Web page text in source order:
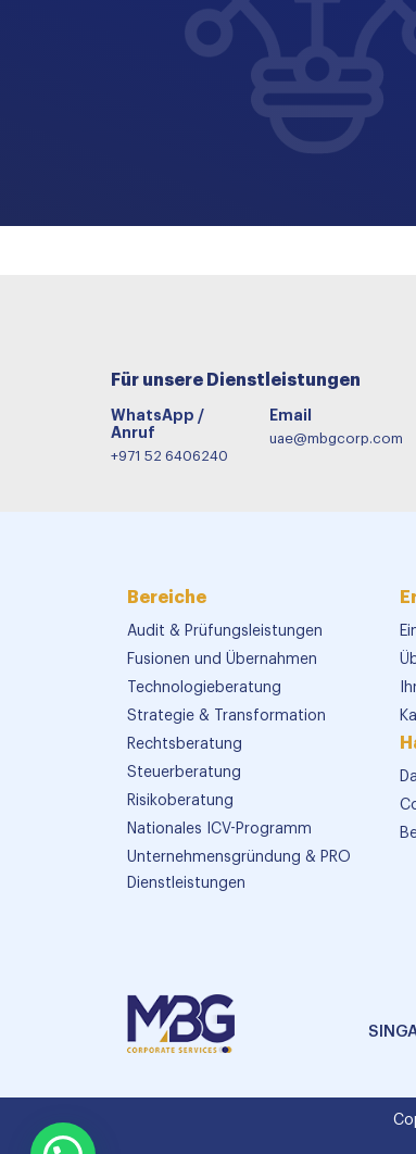
Für unsere Dienstleistungen
WhatsApp /
Anruf
+971 52 6406240
Email
uae@mbgcorp.com
Bereiche
Audit & Prüfungsleistungen
Fusionen und Übernahmen
Technologieberatung
Strategie & Transformation
Rechtsberatung
Steuerberatung
Risikoberatung
Nationales ICV-Programm
Unternehmensgründung & PRO
Dienstleistungen